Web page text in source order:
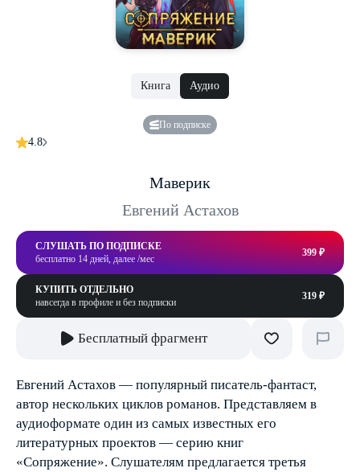
Книга Аудио
По подписке
4.8
Маверик
Евгений Астахов
СЛУШАТЬ ПО ПОДПИСКЕ
бесплатно 14 дней, далее /мес
399 ₽
КУПИТЬ ОТДЕЛЬНО
навсегда в профиле и без подписки
319 ₽
Бесплатный фрагмент
Евгений Астахов — популярный писатель-фантаст,
автор нескольких циклов романов. Представляем в
аудиоформате один из самых известных его
литературных проектов — серию книг
«Сопряжение». Слушателям предлагается третья